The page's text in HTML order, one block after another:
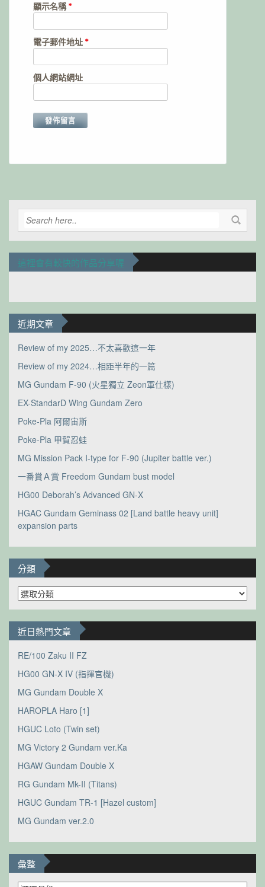
顯示名稱*
電子郵件地址 *
個人網站網址
這裡會有較快的作品分享喔
近期文章
Review of my 2025…不太喜歡這一年
Review of my 2024…相距半年的一篇
MG Gundam F-90 (火星獨立 Zeon軍仕樣)
EX-StandarD Wing Gundam Zero
Poke-Pla 阿爾宙斯
Poke-Pla 甲賀忍蛙
MG Mission Pack I-type for F-90 (Jupiter battle ver.)
一番賞Ａ賞 Freedom Gundam bust model
HG00 Deborah’s Advanced GN-X
HGAC Gundam Geminass 02 [Land battle heavy unit]
expansion parts
分類
分
類
近日熱門文章
RE/100 Zaku II FZ
HG00 GN-X IV (指揮官機)
MG Gundam Double X
HAROPLA Haro [1]
HGUC Loto (Twin set)
MG Victory 2 Gundam ver.Ka
HGAW Gundam Double X
RG Gundam Mk-II (Titans)
HGUC Gundam TR-1 [Hazel custom]
MG Gundam ver.2.0
彙整